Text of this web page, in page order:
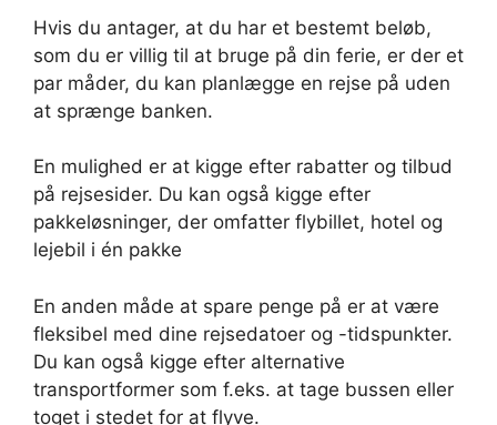
Hvis du antager, at du har et bestemt beløb,
som du er villig til at bruge på din ferie, er der et
par måder, du kan planlægge en rejse på uden
at sprænge banken.
En mulighed er at kigge efter rabatter og tilbud
på rejsesider. Du kan også kigge efter
pakkeløsninger, der omfatter flybillet, hotel og
lejebil i én pakke
En anden måde at spare penge på er at være
fleksibel med dine rejsedatoer og -tidspunkter.
Du kan også kigge efter alternative
transportformer som f.eks. at tage bussen eller
toget i stedet for at flyve.